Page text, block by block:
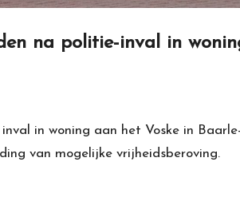
na politie-inval in
in woning aan het Voske in
van mogelijke vrijheidsberoving.